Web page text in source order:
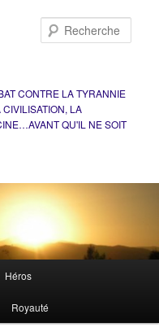
CONTRE LA TYRANNIE
LA
QU'IL NE SOIT
Héros
Royauté